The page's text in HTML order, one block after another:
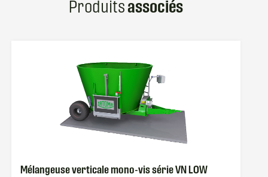
Produitsassociés
Mélangeuse verticale mono-vis série VN LOW